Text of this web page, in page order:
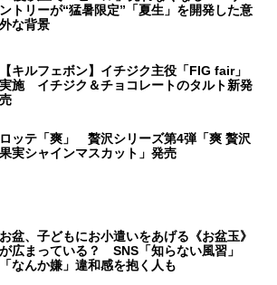
ントリーが“猛暑限定”「夏生」を開発した意
外な背景
【キルフェボン】イチジク主役「FIG fair」
実施 イチジク＆チョコレートのタルト新発
売
ロッテ「爽」 贅沢シリーズ第4弾「爽 贅沢
果実シャインマスカット」発売
お盆、子どもにお小遣いをあげる《お盆玉》
が広まっている？ SNS「知らない風習」
「なんか嫌」違和感を抱く人も